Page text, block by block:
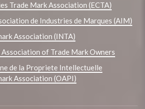
Trade Mark Association (ECTA)
de Industries de Marques (AIM)
Association (INTA)
Association of Trade Mark Owners
de la Propriete Intellectuelle
Association (OAPI)